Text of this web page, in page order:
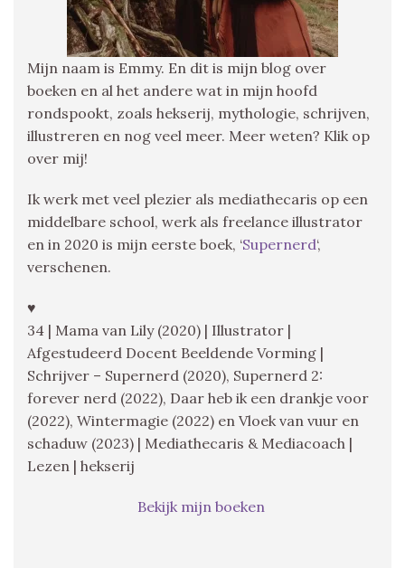
Mijn naam is Emmy. En dit is mijn blog over
boeken en al het andere wat in mijn hoofd
rondspookt, zoals hekserij, mythologie, schrijven,
illustreren en nog veel meer. Meer weten? Klik op
over mij!
Ik werk met veel plezier als mediathecaris op een
middelbare school, werk als freelance illustrator
en in 2020 is mijn eerste boek, ‘Supernerd‘,
verschenen.
♥
34 | Mama van Lily (2020) | Illustrator |
Afgestudeerd Docent Beeldende Vorming |
Schrijver – Supernerd (2020), Supernerd 2:
forever nerd (2022), Daar heb ik een drankje voor
(2022), Wintermagie (2022) en Vloek van vuur en
schaduw (2023) | Mediathecaris & Mediacoach |
Lezen | hekserij
Bekijk mijn boeken